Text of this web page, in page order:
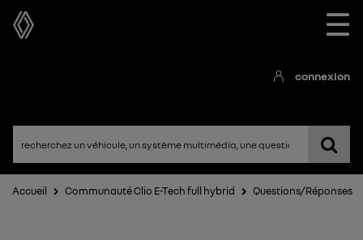
☰
connexion
Accueil Communauté Clio E-Tech full hybrid Questions/Réponses